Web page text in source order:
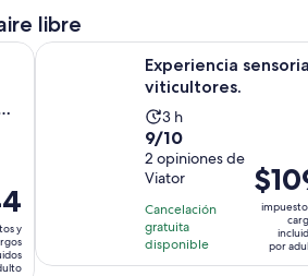
libre
y
eléctrica, visita y degustación
Experiencia
viticultores.
La
actividad
dura
3
horas
3 h
9.0
de
10
con
2
opiniones
9/10
2 opiniones de
Viator
Cancelación
gratuita
disponible
El
precio
es
de
$109.
por
Experiencia sensorial viticultores.